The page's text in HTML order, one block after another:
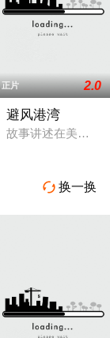
思罗普突然仓皇登
正片 2.0
避风港湾
故事讲述在美国东
 换一换